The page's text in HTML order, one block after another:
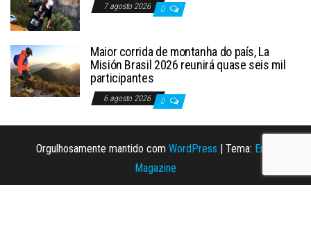
7 agosto 2026 0
Maior corrida de montanha do país, La
Misión Brasil 2026 reunirá quase seis mil
participantes
6 agosto 2026 0
Orgulhosamente mantido com WordPress | Tema: Envo
Magazine